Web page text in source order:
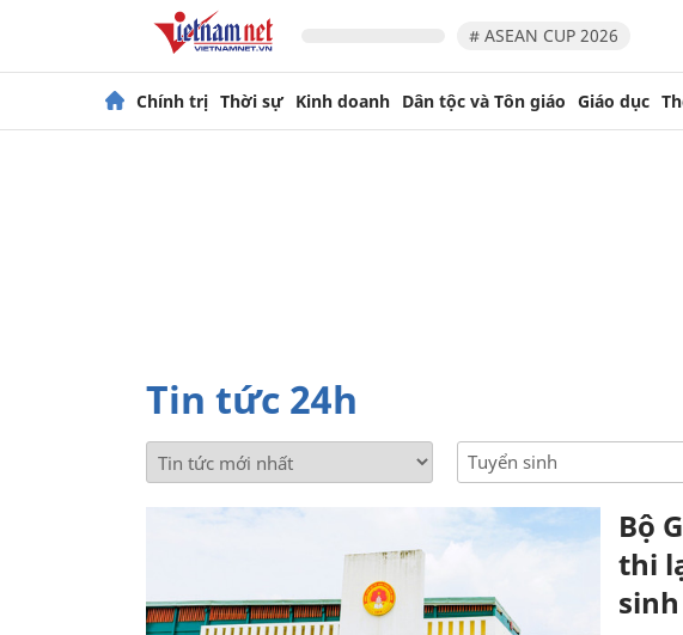
# ASEAN CUP 2026
Chính trị Thời sự Kinh doanh Dân tộc và Tôn giáo Giáo dục
Tin tức 24h
Tuyển sinh
Bộ
thi